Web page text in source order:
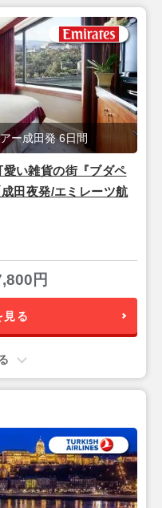
愛い雑貨の街『ブダペ
ー成田発 6日間
円
見る